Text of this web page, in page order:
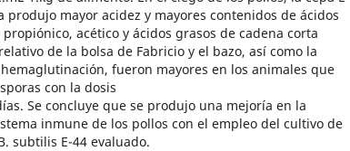
produjo mayor acidez y mayores contenidos de ácidos
acético y ácidos grasos de cadena corta
de la bolsa de Fabricio y el bazo, así como la
fueron mayores en los animales que
con la dosis
Se concluye que se produjo una mejoría en la
inmune de los pollos con el empleo del cultivo de
subtilis E-44 evaluado.